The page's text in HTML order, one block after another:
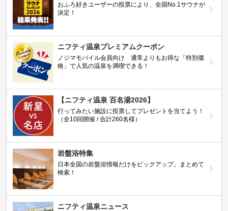
おふろ好きユーザーの投票により、全国No.1サウナが
決定！
ニフティ温泉プレミアムクーポン
ノジマモバイル会員向け 通常よりもお得な「特別価
格」で人気の温泉を満喫できる！
【ニフティ温泉 百名湯2026】
行ってみたい施設に投票してプレゼントを当てよう！
（全10回開催 / 合計260名様）
岩盤浴特集
日本全国の岩盤浴情報だけをピックアップ。まとめて
検索！
ニフティ温泉ニュース